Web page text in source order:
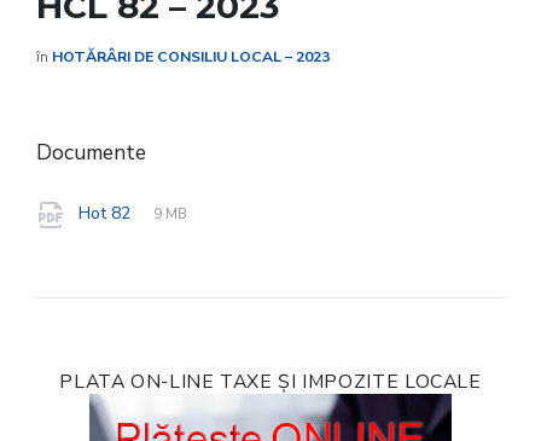
în HOTĂRÂRI DE CONSILIU LOCAL – 2023
Documente
Hot 82
File
pdf
File
9 MB
PLATA ON-LINE TAXE ȘI IMPOZITE LOCALE